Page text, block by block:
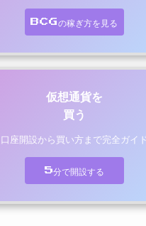
BCGの稼ぎ方を見る
仮想通貨を
買う
口座開設から買い方まで完全ガイド
5分で開設する